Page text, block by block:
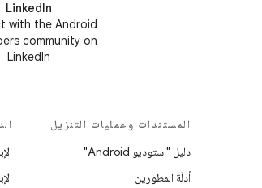
LinkedIn
with the Android
community on
LinkedIn
المستندات وعمليات التنزيل
دليل "استوديو Android"
أدلّة المطورين